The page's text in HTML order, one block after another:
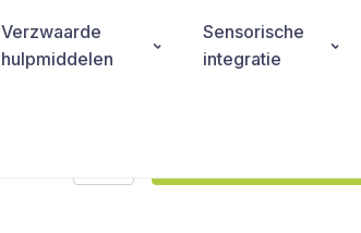
Verzwaarde
hulpmiddelen
Sensorische
integratie
Minky